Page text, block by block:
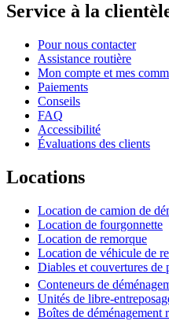
Service à la
Pour nous contacter
Assistance routière
Mon compte et mes
Paiements
Conseils
FAQ
Accessibilité
Évaluations des clients
Locations
Location de camion de
Location de fourgonnette
Location de remorque
Location de véhicule de
Diables et couvertures de
Conteneurs de
Unités de libre-
Boîtes de déménagement